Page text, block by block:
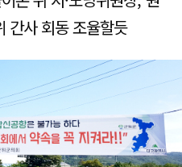
간사 회동 조율할듯